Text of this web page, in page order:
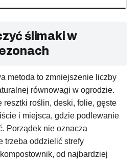
ślimaki w
metoda to zmniejszenie liczby
równowagi w ogrodzie.
resztki roślin, deski, folie, gęste
i miejsca, gdzie podlewanie
Porządek nie oznacza
trzeba oddzielić strefy
od najbardziej